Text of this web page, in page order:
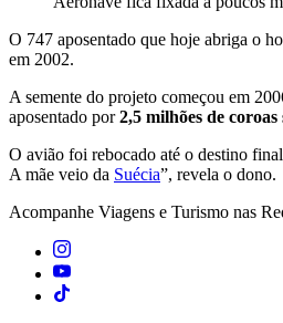
O 747 aposentado que hoje abriga o
em 2002.
A semente do projeto começou em
aposentado por2,5 milhões de coroas
O avião foi rebocado até o destino
A mãe veio da Suécia”, revela o dono.
Acompanhe Viagens e Turismo nas